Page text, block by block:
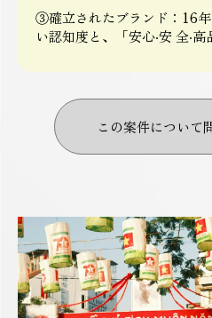
③確立されたブランド：16
い認知度と、「安心‧安 全‧
この案件について